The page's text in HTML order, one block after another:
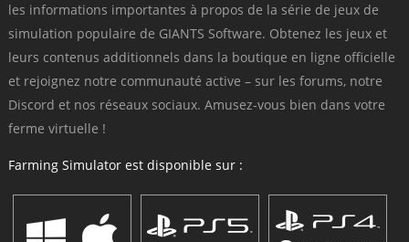
les informations importantes à propos de la série de jeux de
simulation populaire de GIANTS Software. Obtenez les jeux et
leurs contenus additionnels dans la boutique en ligne officielle
et rejoignez notre communauté active – sur les forums, notre
Discord et nos réseaux sociaux. Amusez-vous bien dans votre
ferme virtuelle !
Farming Simulator est disponible sur :